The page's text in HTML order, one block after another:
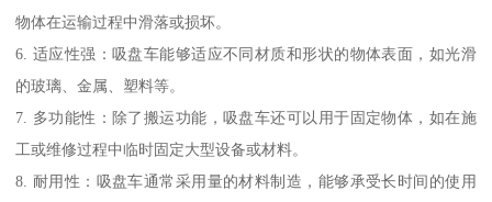
物体在运输过程中滑落或损坏。
6. 适应性强：吸盘车能够适应不同材质和形状的物体表面，如光滑
的玻璃、金属、塑料等。
7. 多功能性：除了搬运功能，吸盘车还可以用于固定物体，如在施
工或维修过程中临时固定大型设备或材料。
8. 耐用性：吸盘车通常采用量的材料制造，能够承受长时间的使用